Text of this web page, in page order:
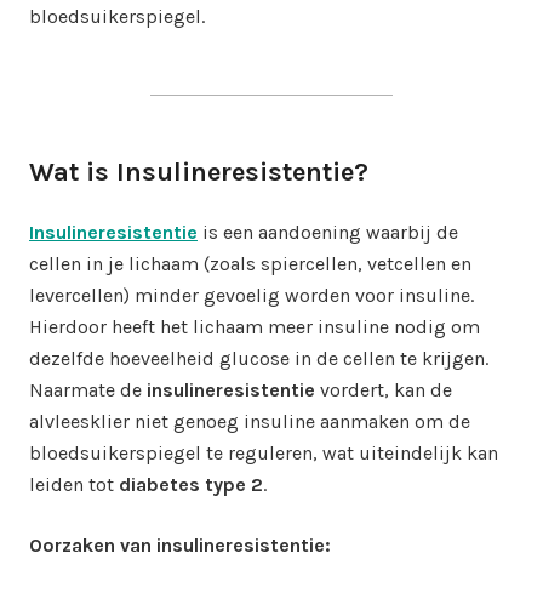
bloedsuikerspiegel.
Wat is Insulineresistentie?
Insulineresistentie is een aandoening waarbij de
cellen in je lichaam (zoals spiercellen, vetcellen en
levercellen) minder gevoelig worden voor insuline.
Hierdoor heeft het lichaam meer insuline nodig om
dezelfde hoeveelheid glucose in de cellen te krijgen.
Naarmate de insulineresistentie vordert, kan de
alvleesklier niet genoeg insuline aanmaken om de
bloedsuikerspiegel te reguleren, wat uiteindelijk kan
leiden tot diabetes type 2.
Oorzaken van insulineresistentie: